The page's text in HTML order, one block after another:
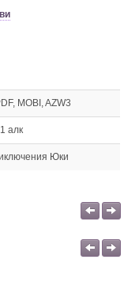
MOBI, AZW3
алк
Юки